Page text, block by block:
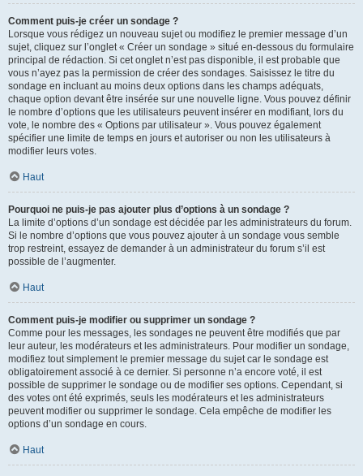
Comment puis-je créer un sondage ?
Lorsque vous rédigez un nouveau sujet ou modifiez le premier message d’un
sujet, cliquez sur l’onglet « Créer un sondage » situé en-dessous du formulaire
principal de rédaction. Si cet onglet n’est pas disponible, il est probable que
vous n’ayez pas la permission de créer des sondages. Saisissez le titre du
sondage en incluant au moins deux options dans les champs adéquats,
chaque option devant être insérée sur une nouvelle ligne. Vous pouvez définir
le nombre d’options que les utilisateurs peuvent insérer en modifiant, lors du
vote, le nombre des « Options par utilisateur ». Vous pouvez également
spécifier une limite de temps en jours et autoriser ou non les utilisateurs à
modifier leurs votes.
Haut
Pourquoi ne puis-je pas ajouter plus d’options à un sondage ?
La limite d’options d’un sondage est décidée par les administrateurs du forum.
Si le nombre d’options que vous pouvez ajouter à un sondage vous semble
trop restreint, essayez de demander à un administrateur du forum s’il est
possible de l’augmenter.
Haut
Comment puis-je modifier ou supprimer un sondage ?
Comme pour les messages, les sondages ne peuvent être modifiés que par
leur auteur, les modérateurs et les administrateurs. Pour modifier un sondage,
modifiez tout simplement le premier message du sujet car le sondage est
obligatoirement associé à ce dernier. Si personne n’a encore voté, il est
possible de supprimer le sondage ou de modifier ses options. Cependant, si
des votes ont été exprimés, seuls les modérateurs et les administrateurs
peuvent modifier ou supprimer le sondage. Cela empêche de modifier les
options d’un sondage en cours.
Haut